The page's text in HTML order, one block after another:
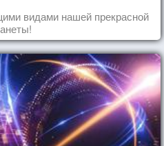
видами нашей прекрасной